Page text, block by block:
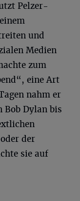
Pelzer-
und
Medien
zum
eine Art
nahm er
Bob Dylan bis
der
sie auf